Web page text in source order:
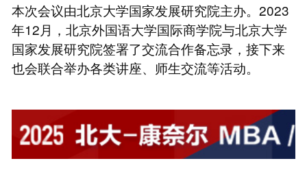
本次会议由北京大学国家发展研究院主办。2023
年12月，北京外国语大学国际商学院与北京大学
国家发展研究院签署了交流合作备忘录，接下来
也会联合举办各类讲座、师生交流等活动。